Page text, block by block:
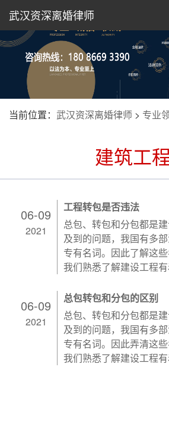
武汉资深离婚律师
当前位置： 武汉资深离婚律师 > 专业
建筑工
06-09
2021
工程转包是否违法
总包、转包和分包都是
及到的问题，我国有多
专有名词。因此了解这
我们熟悉了解建设工程
06-09
2021
总包转包和分包的区别
总包、转包和分包都是
及到的问题，我国有多
专有名词。因此弄清这
我们熟悉了解建设工程